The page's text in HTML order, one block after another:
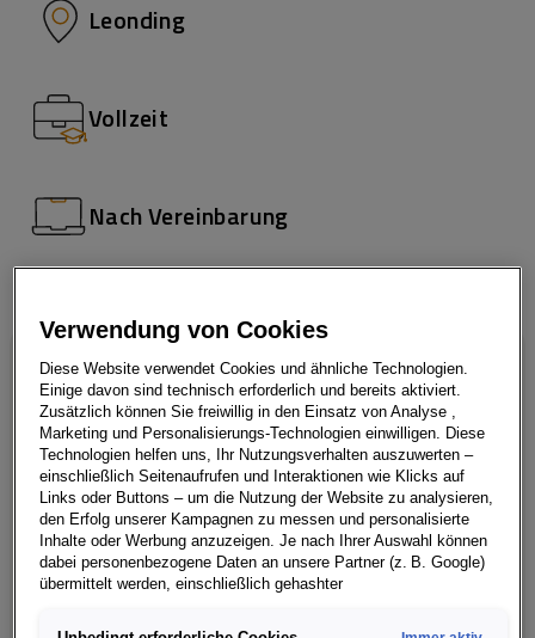
Leonding
Vollzeit
Nach Vereinbarung
Wir möchten die Welt
bewegen
Möchtest du Teil des führenden
Automobilhändlers in Europa sein und bei der
Verwendung von Cookies
Diese Website verwendet Cookies und ähnliche Technologien.
Einige davon sind technisch erforderlich und bereits aktiviert.
Zusätzlich können Sie freiwillig in den Einsatz von Analyse ,
Marketing und Personalisierungs-Technologien einwilligen. Diese
Technologien helfen uns, Ihr Nutzungsverhalten auszuwerten –
einschließlich Seitenaufrufen und Interaktionen wie Klicks auf
Links oder Buttons – um die Nutzung der Website zu analysieren,
den Erfolg unserer Kampagnen zu messen und personalisierte
Inhalte oder Werbung anzuzeigen. Je nach Ihrer Auswahl können
dabei personenbezogene Daten an unsere Partner (z. B. Google)
übermittelt werden, einschließlich gehashter